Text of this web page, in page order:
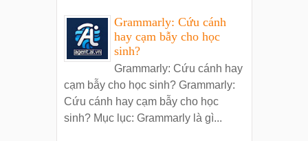
Grammarly: Cứu cánh
hay cạm bẫy cho học
sinh?
Grammarly: Cứu cánh hay
cạm bẫy cho học sinh? Grammarly:
Cứu cánh hay cạm bẫy cho học
sinh? Mục lục: Grammarly là gì...